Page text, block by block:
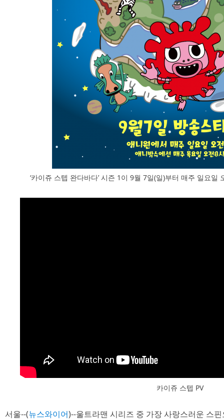
‘카이쥬 스텝 완다바다’ 시즌 1이 9월 7일(일)부터 매주 일요
카이쥬 스텝 PV
서울--(뉴스와이어)--울트라맨 시리즈 중 가장 사랑스러운 스